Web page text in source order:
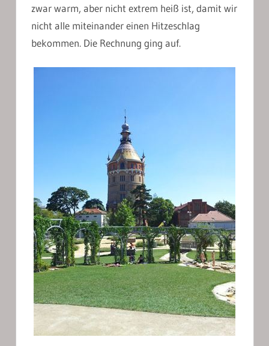
zwar warm, aber nicht extrem heiß ist, damit wir
nicht alle miteinander einen Hitzeschlag
bekommen. Die Rechnung ging auf.